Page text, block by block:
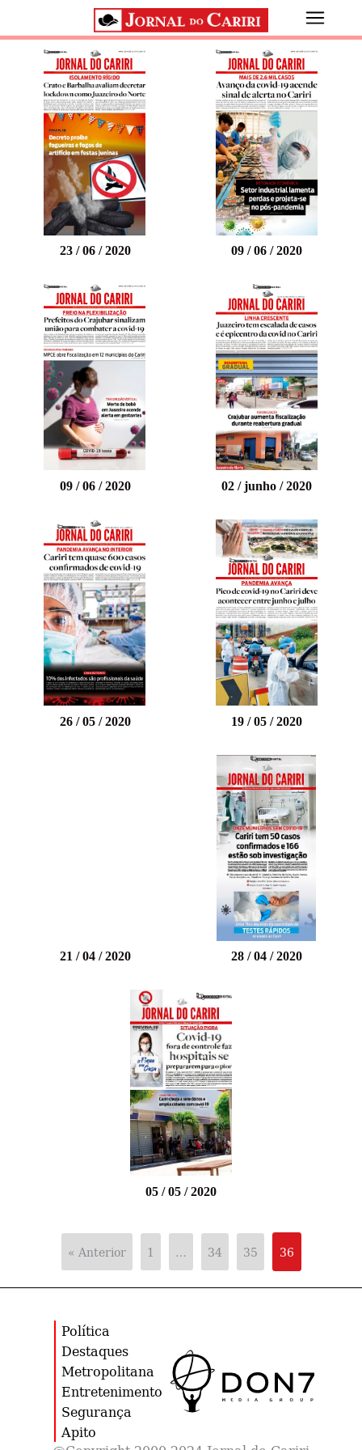
23 / 06 / 2020 09 / 06 / 2020
09 / 06 / 2020 02 / junho / 2020
26 / 05 / 2020 19 / 05 / 2020
21 / 04 / 2020 28 / 04 / 2020
05 / 05 / 2020
« Anterior 1 … 34 35 36
Política
Destaques
Metropolitana
Entretenimento
Segurança
Apito